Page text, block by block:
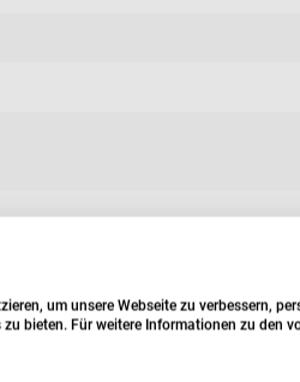
um unsere Webseite zu verbessern,
bieten. Für weitere Informationen zu den